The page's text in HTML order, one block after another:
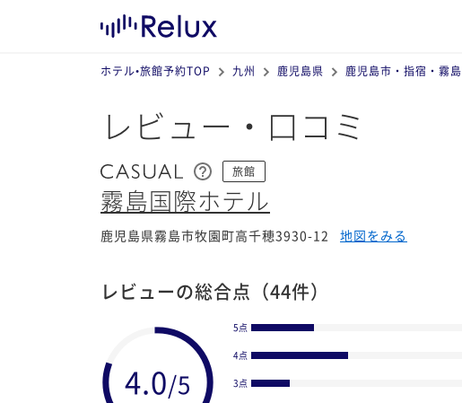
ホテル•旅館予約TOP 九州 鹿児島県 鹿児島市・指宿・霧島
レビュー・口コミ
旅館
霧島国際ホテル
鹿児島県霧島市牧園町高千穂3930-12 地図をみる
レビューの総合点 （44件）
5点
4点
3点